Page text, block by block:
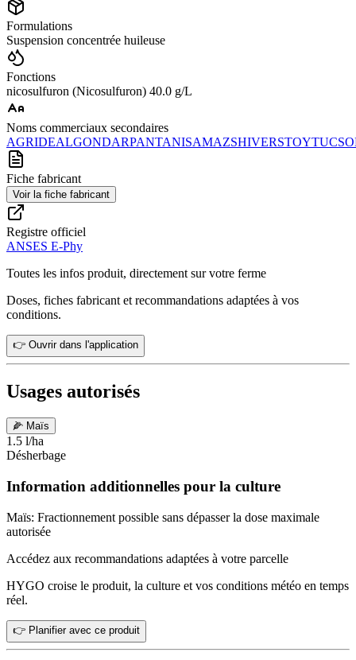
Formulations
Suspension concentrée huileuse
Fonctions
nicosulfuron (Nicosulfuron) 40.0 g/L
Noms commerciaux secondaires
AGRIDEALGONDARPANTANISAMAZSHIVERSTOY
Fiche fabricant
Voir la fiche fabricant
Registre officiel
ANSES E-Phy
Toutes les infos produit, directement sur votre ferme
Doses, fiches fabricant et recommandations adaptées à vos
conditions.
👉 Ouvrir dans l'application
Usages autorisés
🌽 Maïs
1.5 l/ha
Désherbage
Information additionnelles pour la culture
Maïs: Fractionnement possible sans dépasser la dose maximale
autorisée
Accédez aux recommandations adaptées à votre parcelle
HYGO croise le produit, la culture et vos conditions météo en temps
réel.
👉 Planifier avec ce produit